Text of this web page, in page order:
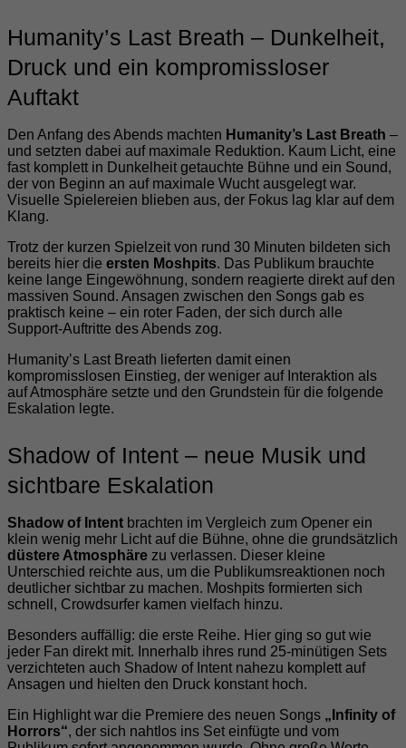
Humanity’s Last Breath – Dunkelheit,
Druck und ein kompromissloser
Auftakt
Den Anfang des Abends machten Humanity’s Last Breath –
und setzten dabei auf maximale Reduktion. Kaum Licht, eine
fast komplett in Dunkelheit getauchte Bühne und ein Sound,
der von Beginn an auf maximale Wucht ausgelegt war.
Visuelle Spielereien blieben aus, der Fokus lag klar auf dem
Klang.
Trotz der kurzen Spielzeit von rund 30 Minuten bildeten sich
bereits hier die ersten Moshpits. Das Publikum brauchte
keine lange Eingewöhnung, sondern reagierte direkt auf den
massiven Sound. Ansagen zwischen den Songs gab es
praktisch keine – ein roter Faden, der sich durch alle
Support-Auftritte des Abends zog.
Humanity’s Last Breath lieferten damit einen
kompromisslosen Einstieg, der weniger auf Interaktion als
auf Atmosphäre setzte und den Grundstein für die folgende
Eskalation legte.
Shadow of Intent – neue Musik und
sichtbare Eskalation
Shadow of Intent brachten im Vergleich zum Opener ein
klein wenig mehr Licht auf die Bühne, ohne die grundsätzlich
düstere Atmosphäre zu verlassen. Dieser kleine
Unterschied reichte aus, um die Publikumsreaktionen noch
deutlicher sichtbar zu machen. Moshpits formierten sich
schnell, Crowdsurfer kamen vielfach hinzu.
Besonders auffällig: die erste Reihe. Hier ging so gut wie
jeder Fan direkt mit. Innerhalb ihres rund 25-minütigen Sets
verzichteten auch Shadow of Intent nahezu komplett auf
Ansagen und hielten den Druck konstant hoch.
Ein Highlight war die Premiere des neuen Songs „Infinity of
Horrors“, der sich nahtlos ins Set einfügte und vom